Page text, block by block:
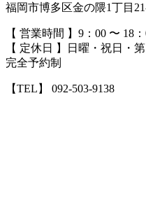
福岡市博多区金の隈1丁目
【 営業時間 】9：00 〜 18
【 定休日 】日曜・祝日・
完全予約制
【TEL】 092-503-9138